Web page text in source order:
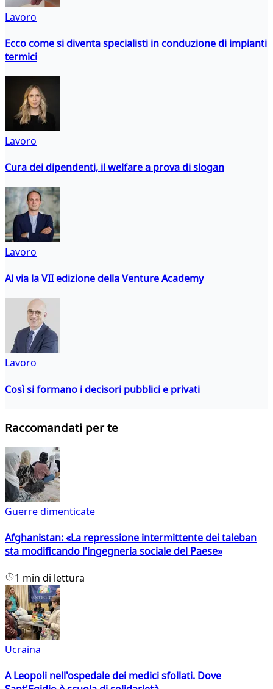
Lavoro
Ecco come si diventa specialisti in conduzione di impianti
termici
Lavoro
Cura dei dipendenti, il welfare a prova di slogan
Lavoro
Al via la VII edizione della Venture Academy
Lavoro
Così si formano i decisori pubblici e privati
Raccomandati per te
Guerre dimenticate
Afghanistan: «La repressione intermittente dei taleban
sta modificando l'ingegneria sociale del Paese»
1 min di lettura
Ucraina
A Leopoli nell'ospedale dei medici sfollati. Dove